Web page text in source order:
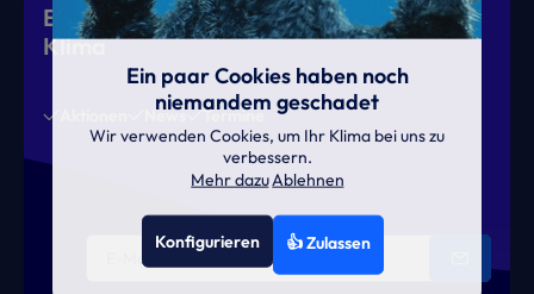
Eiskalte Deals & heiße News für gutes
Klima
News Termine
Ein paar Cookies haben noch
niemandem geschadet
Wir verwenden Cookies, um Ihr Klima bei uns zu
verbessern.
Mehr dazuAblehnen
Konfigurieren 👍 Zulassen